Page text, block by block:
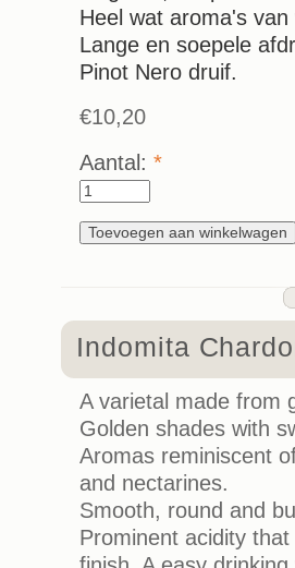
Heel wat aroma's
Lange en soepele
Pinot Nero druif.
€10,20
Aantal: *
Indomita
A varietal made from
Golden shades with
Aromas reminiscent
and nectarines.
Smooth, round and
Prominent acidity